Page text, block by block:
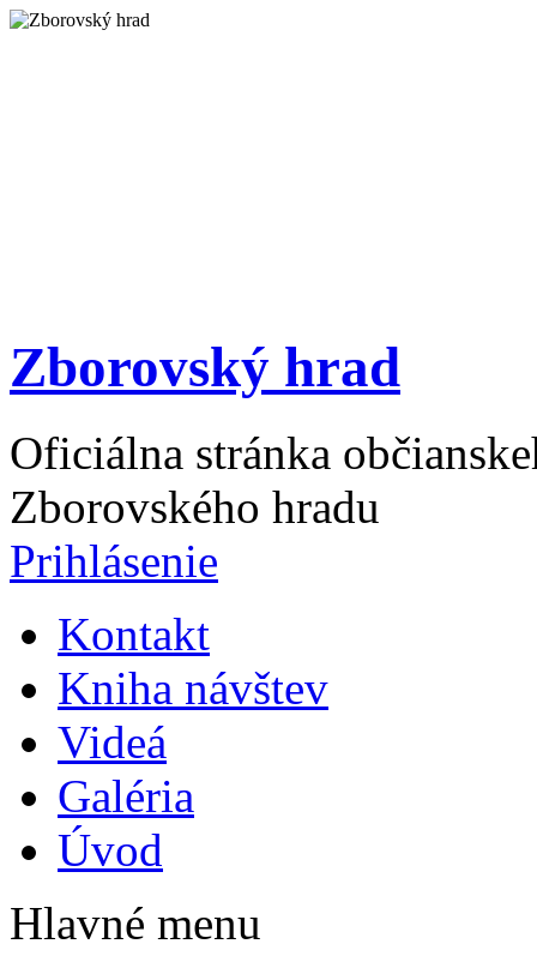
Zborovský hrad
Oficiálna stránka
Zborovského hradu
Prihlásenie
Kontakt
Kniha návštev
Videá
Galéria
Úvod
Hlavné menu